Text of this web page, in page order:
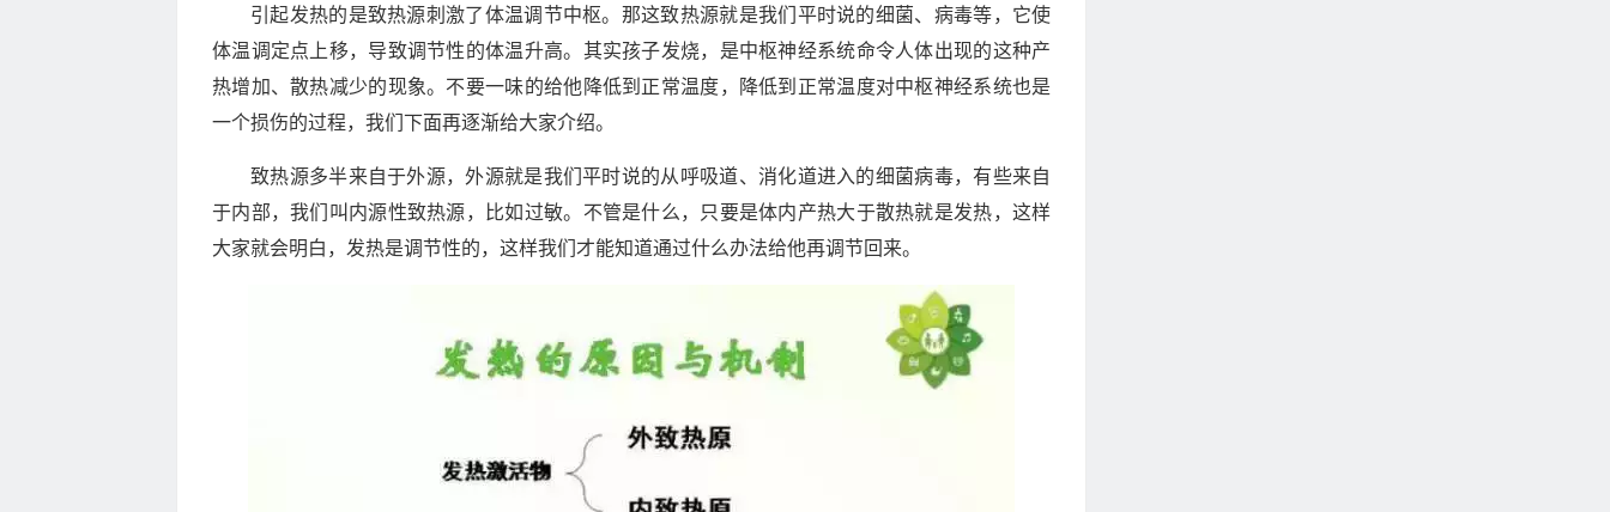
引起发热的是致热源刺激了体温调节中枢。那这致热源就是我们平时说的细菌、病毒等，它使
体温调定点上移，导致调节性的体温升高。其实孩子发烧，是中枢神经系统命令人体出现的这种产
热增加、散热减少的现象。不要一味的给他降低到正常温度，降低到正常温度对中枢神经系统也是
一个损伤的过程，我们下面再逐渐给大家介绍。
致热源多半来自于外源，外源就是我们平时说的从呼吸道、消化道进入的细菌病毒，有些来自
于内部，我们叫内源性致热源，比如过敏。不管是什么，只要是体内产热大于散热就是发热，这样
大家就会明白，发热是调节性的，这样我们才能知道通过什么办法给他再调节回来。